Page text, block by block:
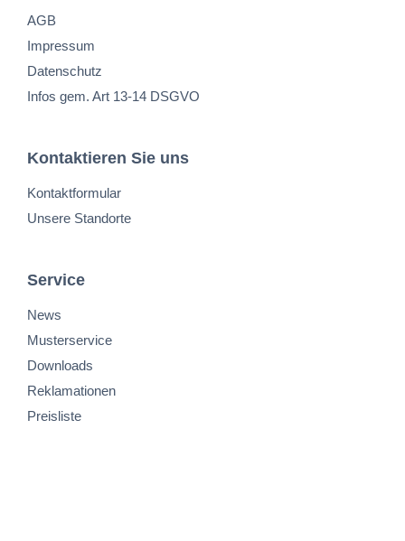
AGB
Impressum
Datenschutz
Infos gem. Art 13-14 DSGVO
Kontaktieren Sie uns
Kontaktformular
Unsere Standorte
Service
News
Musterservice
Downloads
Reklamationen
Preisliste